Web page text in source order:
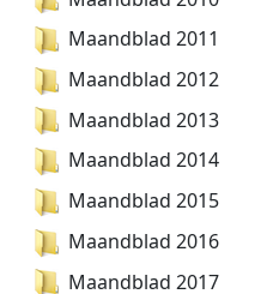
Maandblad 2011
Maandblad 2012
Maandblad 2013
Maandblad 2014
Maandblad 2015
Maandblad 2016
Maandblad 2017